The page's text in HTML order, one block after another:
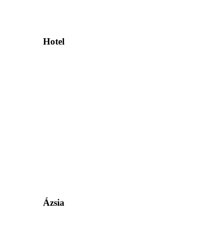
Hotel
Ázsia